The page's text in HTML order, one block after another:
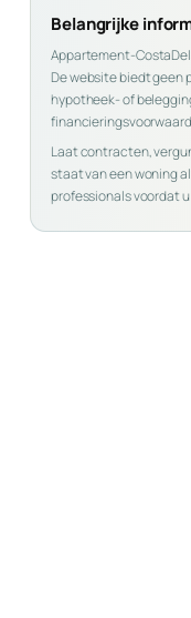
Belangrijke
Appartement-
De website biedt geen
hypotheek- of
Laat contracten,
staat van een woning
professionals voordat